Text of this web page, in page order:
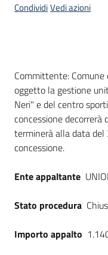
CondividiVedi azioni
Dati del bando
Committente: Comune
oggetto la gestione
Neri" e del centro
concessione decorrerà
terminerà alla data del
concessione.
Ente appaltante
Stato procedura
Importo appalto